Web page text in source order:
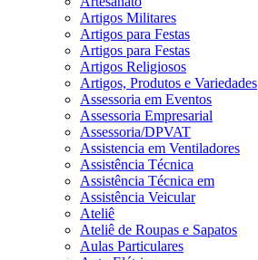
Artigos Militares
Artigos para Festas
Artigos para Festas
Artigos Religiosos
Artigos, Produtos e Variedades
Assessoria em Eventos
Assessoria Empresarial
Assessoria/DPVAT
Assistencia em Ventiladores
Assistência Técnica
Assistência Técnica em
Assistência Veicular
Ateliê
Ateliê de Roupas e Sapatos
Aulas Particulares